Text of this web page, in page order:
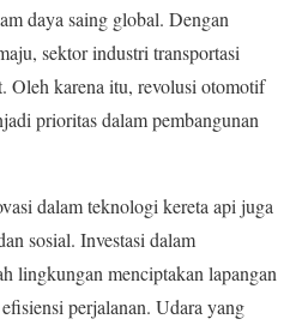
daya saing global. Dengan
sektor industri transportasi
Oleh karena itu, revolusi otomotif
prioritas dalam pembangunan
dalam teknologi kereta api juga
sosial. Investasi dalam
lingkungan menciptakan lapangan
perjalanan. Udara yang